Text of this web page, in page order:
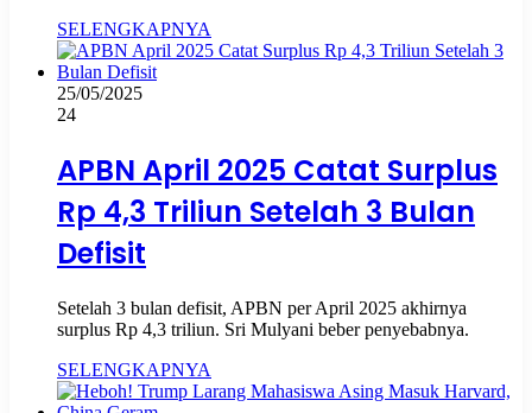
SELENGKAPNYA
25/05/2025
24
APBN April 2025 Catat Surplus
Rp 4,3 Triliun Setelah 3 Bulan
Defisit
Setelah 3 bulan defisit, APBN per April 2025 akhirnya
surplus Rp 4,3 triliun. Sri Mulyani beber penyebabnya.
SELENGKAPNYA